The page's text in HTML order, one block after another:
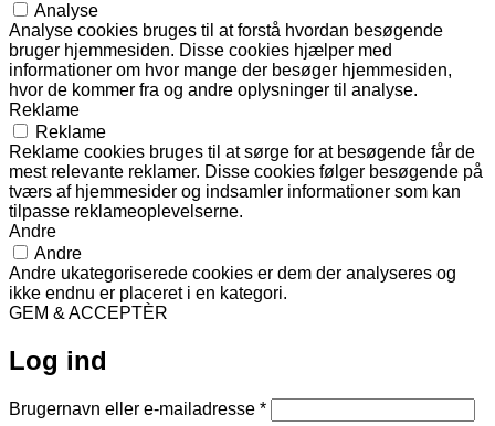
Analyse
Analyse cookies bruges til at forstå hvordan besøgende
bruger hjemmesiden. Disse cookies hjælper med
informationer om hvor mange der besøger hjemmesiden,
hvor de kommer fra og andre oplysninger til analyse.
Reklame
Reklame
Reklame cookies bruges til at sørge for at besøgende får de
mest relevante reklamer. Disse cookies følger besøgende på
tværs af hjemmesider og indsamler informationer som kan
tilpasse reklameoplevelserne.
Andre
Andre
Andre ukategoriserede cookies er dem der analyseres og
ikke endnu er placeret i en kategori.
GEM & ACCEPTÈR
Log ind
Brugernavn eller e-mailadresse *Påkrævet